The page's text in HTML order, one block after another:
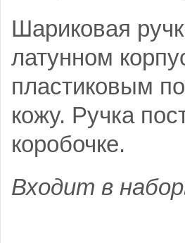
Шариковая
латунном
пластиковым
кожу. Ручка
коробочке.
Входит в